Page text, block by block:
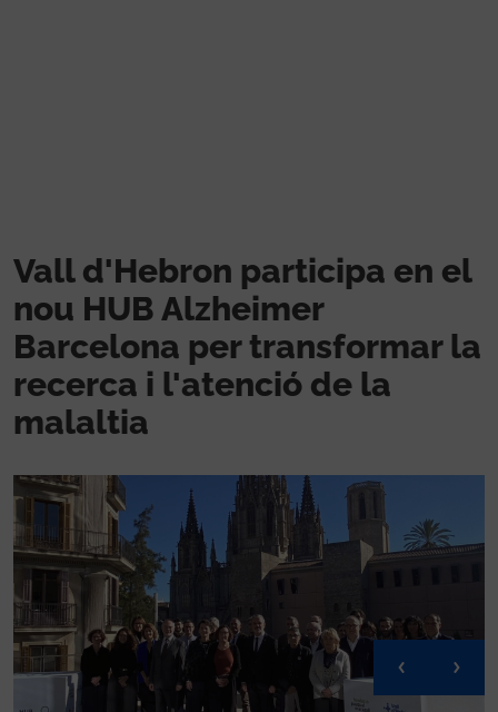
Vall d'Hebron participa en el
nou HUB Alzheimer
Barcelona per transformar la
recerca i l'atenció de la
malaltia